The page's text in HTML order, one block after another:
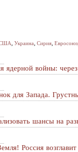
, Украина, Сирия, Евросоюз
ядерной войны:
для Запада.
шансы на
Россия